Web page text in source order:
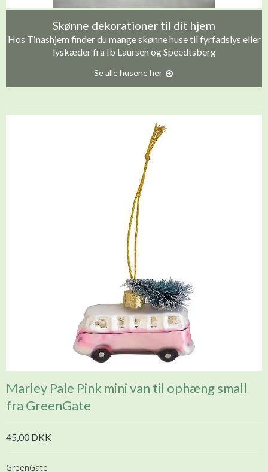
Skønne dekorationer til dit hjem
Hos Tinashjem finder du mange skønne huse til fyrfadslys eller
lyskæder fra Ib Laursen og Speedtsberg
Se alle husene her
Marley Pale Pink mini van til ophæng small
fra GreenGate
45,00 DKK
GreenGate